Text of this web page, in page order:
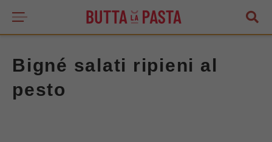
Bigné salati ripieni al
pesto